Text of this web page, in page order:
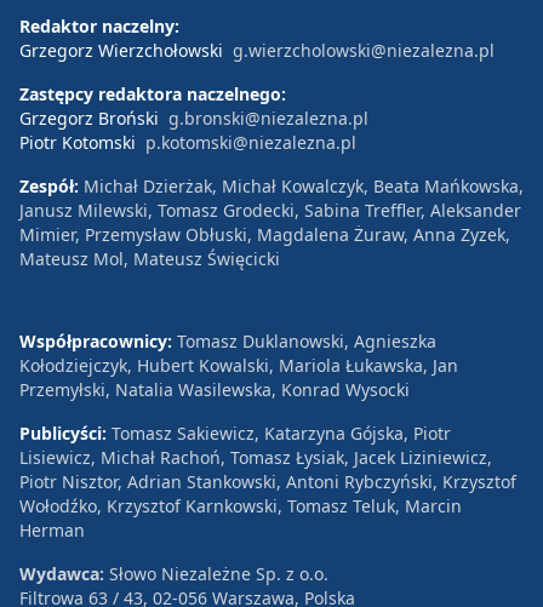
Redaktor naczelny:
Grzegorz Wierzchołowski g.wierzcholowski@niezalezna.pl
Zastępcy redaktora naczelnego:
Grzegorz Broński g.bronski@niezalezna.pl
Piotr Kotomski p.kotomski@niezalezna.pl
Zespół: Michał Dzierżak, Michał Kowalczyk, Beata Mańkowska,
Janusz Milewski, Tomasz Grodecki, Sabina Treffler, Aleksander
Mimier, Przemysław Obłuski, Magdalena Żuraw, Anna Zyzek,
Mateusz Mol, Mateusz Święcicki
Współpracownicy: Tomasz Duklanowski, Agnieszka
Kołodziejczyk, Hubert Kowalski, Mariola Łukawska, Jan
Przemyłski, Natalia Wasilewska, Konrad Wysocki
Publicyści: Tomasz Sakiewicz, Katarzyna Gójska, Piotr
Lisiewicz, Michał Rachoń, Tomasz Łysiak, Jacek Liziniewicz,
Piotr Nisztor, Adrian Stankowski, Antoni Rybczyński, Krzysztof
Wołodźko, Krzysztof Karnkowski, Tomasz Teluk, Marcin
Herman
Wydawca: Słowo Niezależne Sp. z o.o.
Filtrowa 63 / 43, 02-056 Warszawa, Polska